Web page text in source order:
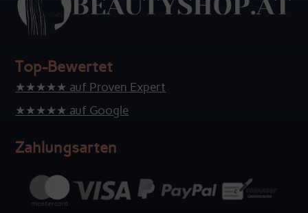
Top-Bewertet
★★★★★ auf Proven Expert
★★★★★ auf Google
Zahlungsarten